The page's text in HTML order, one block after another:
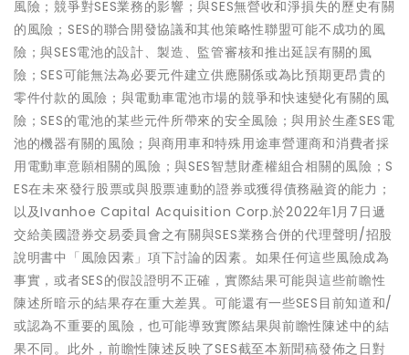
風險；競爭對SES業務的影響；與SES無營收和淨損失的歷史有關
的風險；SES的聯合開發協議和其他策略性聯盟可能不成功的風
險；與SES電池的設計、製造、監管審核和推出延誤有關的風
險；SES可能無法為必要元件建立供應關係或為比預期更昂貴的
零件付款的風險；與電動車電池市場的競爭和快速變化有關的風
險；SES的電池的某些元件所帶來的安全風險；與用於生產SES電
池的機器有關的風險；與商用車和特殊用途車營運商和消費者採
用電動車意願相關的風險；與SES智慧財產權組合相關的風險；S
ES在未來發行股票或與股票連動的證券或獲得債務融資的能力；
以及Ivanhoe Capital Acquisition Corp.於2022年1月7日遞
交給美國證券交易委員會之有關與SES業務合併的代理聲明/招股
說明書中「風險因素」項下討論的因素。如果任何這些風險成為
事實，或者SES的假設證明不正確，實際結果可能與這些前瞻性
陳述所暗示的結果存在重大差異。可能還有一些SES目前知道和/
或認為不重要的風險，也可能導致實際結果與前瞻性陳述中的結
果不同。此外，前瞻性陳述反映了SES截至本新聞稿發佈之日對